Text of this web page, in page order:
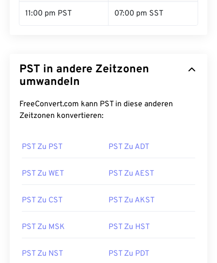
11:00 pm PST 07:00 pm SST
PST in andere Zeitzonen
umwandeln
FreeConvert.com kann PST in diese anderen
Zeitzonen konvertieren:
PST Zu PST PST Zu ADT
PST Zu WET PST Zu AEST
PST Zu CST PST Zu AKST
PST Zu MSK PST Zu HST
PST Zu NST PST Zu PDT